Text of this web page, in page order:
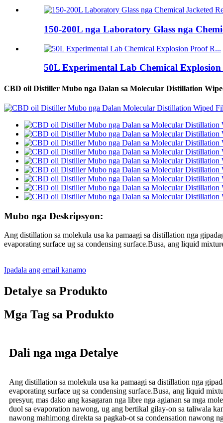
150-200L nga Laboratory Glass nga
50L Experimental Lab Chemical
CBD oil Distiller Mubo nga Dalan sa Molecular Distillation
Mubo nga Deskripsyon:
Ang distillation sa molekula usa ka pamaagi sa distillation nga
evaporating surface ug sa condensing surface.Busa, ang liquid
Ipadala ang email kanamo
Detalye sa Produkto
Mga Tag sa Produkto
Dali nga mga Detalye
Ang distillation sa molekula usa ka pamaagi sa distillation nga
evaporating surface ug sa condensing surface.Busa, ang liquid
presyur, mas dako ang kasagaran nga libre nga agianan sa mga
duol sa evaporation nawong, ug ang bertikal gilay-on sa taliwala
nawong mahimong direkta sa pagkab-ot sa condensation nawong